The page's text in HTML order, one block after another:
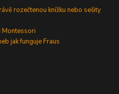
rozečtenou knížku nebo sešity
Montessori
jak funguje Fraus